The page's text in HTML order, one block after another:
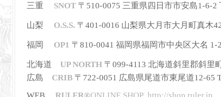
三重 SNOT 〒510-0075 三重県四日市市安島1-6-
山梨 O.S.S. 〒401-0016 山梨県大月市大月町真木
福岡 OP1 〒810-0041 福岡県福岡市中央区大名
北海道 UP NORTH 〒099-4113 北海道斜里郡斜里
広島 CRIB 〒722-0051 広島県尾道市東尾道12-65